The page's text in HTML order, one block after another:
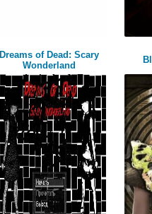
Dreams of Dead: Scary
Wonderland